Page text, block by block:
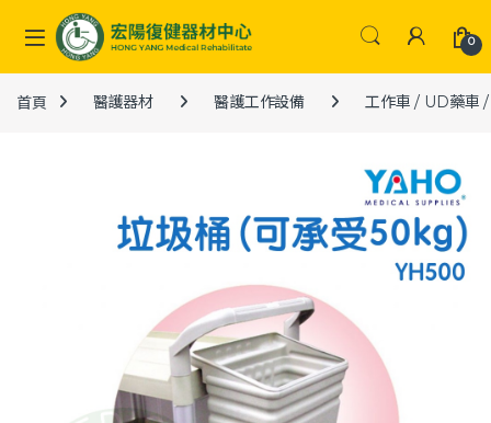
Skip to navigation
Skip to content
0
首頁 醫護器材 醫護工作設備 工作車 / UD藥車